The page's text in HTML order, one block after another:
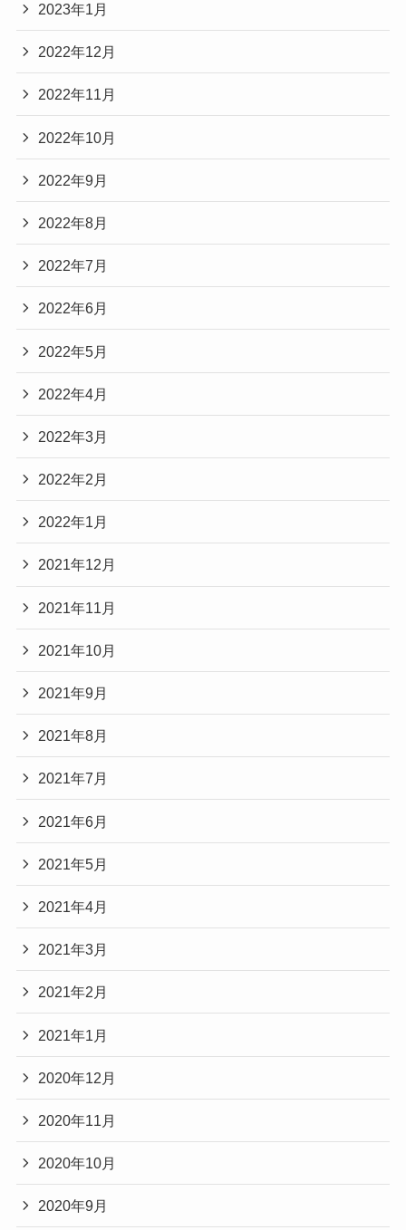
2023年1月
2022年12月
2022年11月
2022年10月
2022年9月
2022年8月
2022年7月
2022年6月
2022年5月
2022年4月
2022年3月
2022年2月
2022年1月
2021年12月
2021年11月
2021年10月
2021年9月
2021年8月
2021年7月
2021年6月
2021年5月
2021年4月
2021年3月
2021年2月
2021年1月
2020年12月
2020年11月
2020年10月
2020年9月